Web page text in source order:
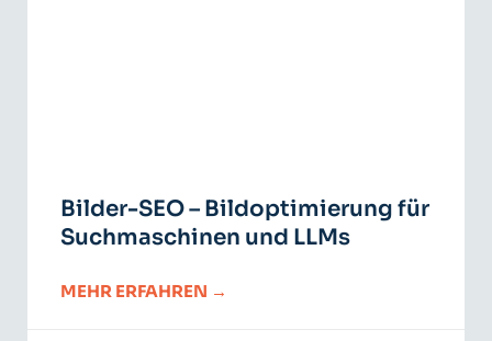
Bilder-SEO – Bildoptimierung für
Suchmaschinen und LLMs
MEHR ERFAHREN →